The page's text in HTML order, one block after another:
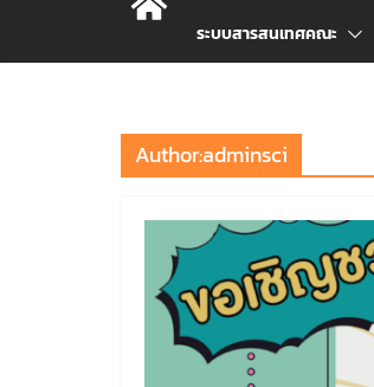
ระบบสารสนเทศคณะ
Author:adminsci